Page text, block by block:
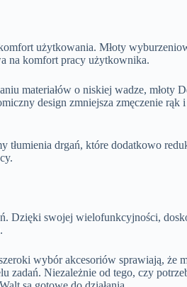
użytkowania. Młoty
na komfort pracy użytkownika.
materiałów o niskiej wadze, młoty
design zmniejsza zmęczenie rąk
drgań, które dodatkowo
Dzięki swojej wielofunkcyjności,
wybór akcesoriów sprawiają, że
zadań. Niezależnie od tego, czy